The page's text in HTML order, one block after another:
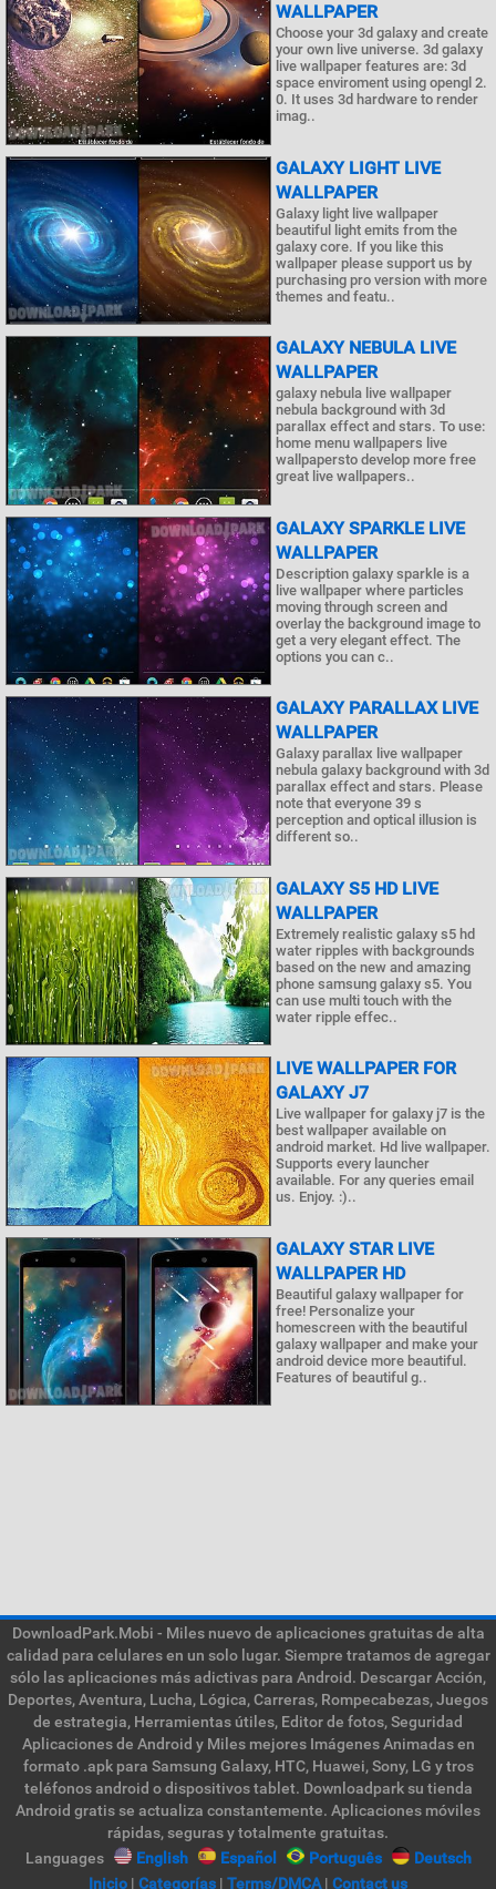
WALLPAPER
Choose your 3d galaxy and create
your own live universe. 3d galaxy
live wallpaper features are: 3d
space enviroment using opengl 2.
0. It uses 3d hardware to render
imag..
GALAXY LIGHT LIVE
WALLPAPER
Galaxy light live wallpaper
beautiful light emits from the
galaxy core. If you like this
wallpaper please support us by
purchasing pro version with more
themes and featu..
GALAXY NEBULA LIVE
WALLPAPER
galaxy nebula live wallpaper
nebula background with 3d
parallax effect and stars. To use:
home menu wallpapers live
wallpapersto develop more free
great live wallpapers..
GALAXY SPARKLE LIVE
WALLPAPER
Description galaxy sparkle is a
live wallpaper where particles
moving through screen and
overlay the background image to
get a very elegant effect. The
options you can c..
GALAXY PARALLAX LIVE
WALLPAPER
Galaxy parallax live wallpaper
nebula galaxy background with 3d
parallax effect and stars. Please
note that everyone 39 s
perception and optical illusion is
different so..
GALAXY S5 HD LIVE
WALLPAPER
Extremely realistic galaxy s5 hd
water ripples with backgrounds
based on the new and amazing
phone samsung galaxy s5. You
can use multi touch with the
water ripple effec..
LIVE WALLPAPER FOR
GALAXY J7
Live wallpaper for galaxy j7 is the
best wallpaper available on
android market. Hd live wallpaper.
Supports every launcher
available. For any queries email
us. Enjoy. :)..
GALAXY STAR LIVE
WALLPAPER HD
Beautiful galaxy wallpaper for
free! Personalize your
homescreen with the beautiful
galaxy wallpaper and make your
android device more beautiful.
Features of beautiful g..
DownloadPark.Mobi - Miles nuevo de aplicaciones gratuitas de alta
calidad para celulares en un solo lugar. Siempre tratamos de agregar
sólo las aplicaciones más adictivas para Android. Descargar Acción,
Deportes, Aventura, Lucha, Lógica, Carreras, Rompecabezas, Juegos
de estrategia, Herramientas útiles, Editor de fotos, Seguridad
Aplicaciones de Android y Miles mejores Imágenes Animadas en
formato .apk para Samsung Galaxy, HTC, Huawei, Sony, LG y tros
teléfonos android o dispositivos tablet. Downloadpark su tienda
Android gratis se actualiza constantemente. Aplicaciones móviles
rápidas, seguras y totalmente gratuitas.
Languages
English Español Português
Deutsch
Inicio | Categorías | Terms/DMCA| Contact us